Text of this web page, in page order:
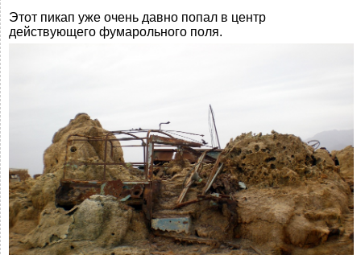
Этот пикап уже очень давно попал в центр
действующего фумарольного поля.